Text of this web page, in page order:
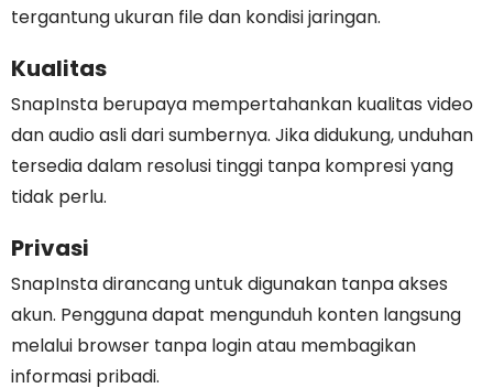
tergantung ukuran file dan kondisi jaringan.
Kualitas
SnapInsta berupaya mempertahankan kualitas video
dan audio asli dari sumbernya. Jika didukung, unduhan
tersedia dalam resolusi tinggi tanpa kompresi yang
tidak perlu.
Privasi
SnapInsta dirancang untuk digunakan tanpa akses
akun. Pengguna dapat mengunduh konten langsung
melalui browser tanpa login atau membagikan
informasi pribadi.